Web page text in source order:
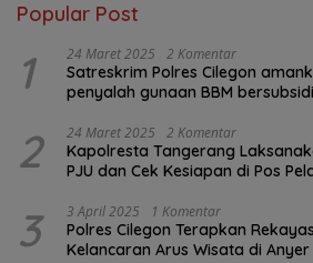
Popular Post
1 24 Maret 2025 2 Komentar
Satreskrim Polres Cilegon
penyalah gunaan BBM bersubsidi
2 24 Maret 2025 2 Komentar
Kapolresta Tangerang
PJU dan Cek Kesiapan di Pos
3 3 April 2025 1 Komentar
Polres Cilegon Terapkan
Kelancaran Arus Wisata di Anyer